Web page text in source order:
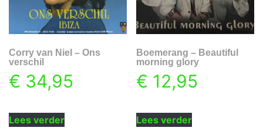
Corry van Niel – Ons
verschil
€ 34,95
Lees verder
Boemerang – Beautiful
morning glory
€ 12,95
Lees verder